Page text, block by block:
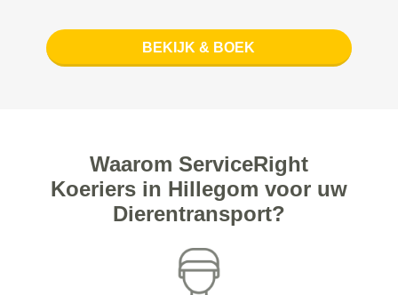
BEKIJK & BOEK
Waarom ServiceRight
Koeriers in Hillegom voor uw
Dierentransport?